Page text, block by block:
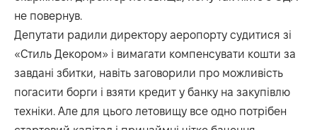
не повернув.
Депутати радили директору аеропорту судитися зі
«Стиль Декором» і вимагати компенсувати кошти за
завдані збитки, навіть заговорили про можливість
погасити борги і взяти кредит у банку на закупівлю
техніки. Але для цього летовищу все одно потрібен